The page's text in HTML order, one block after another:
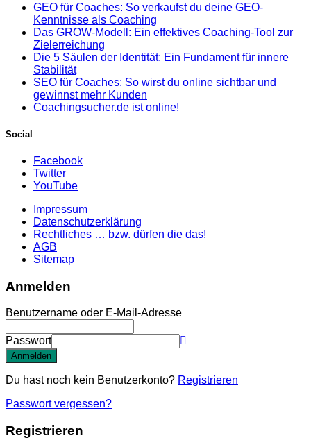
GEO für Coaches: So verkaufst du deine GEO-
Kenntnisse als Coaching
Das GROW-Modell: Ein effektives Coaching-Tool zur
Zielerreichung
Die 5 Säulen der Identität: Ein Fundament für innere
Stabilität
SEO für Coaches: So wirst du online sichtbar und
gewinnst mehr Kunden
Coachingsucher.de ist online!
Social
Facebook
Twitter
YouTube
Impressum
Datenschutzerklärung
Rechtliches … bzw. dürfen die das!
AGB
Sitemap
Anmelden
Benutzername oder E-Mail-Adresse
Passwort
Anmelden
Du hast noch kein Benutzerkonto? Registrieren
Passwort vergessen?
Registrieren